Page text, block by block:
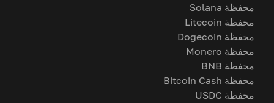
محفظة Solana
محفظة Litecoin
محفظة Dogecoin
محفظة Monero
محفظة BNB
محفظة Bitcoin Cash
محفظة USDC